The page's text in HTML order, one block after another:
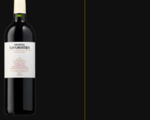
/